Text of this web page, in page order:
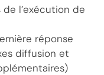
l’exécution de
réponse
diffusion et